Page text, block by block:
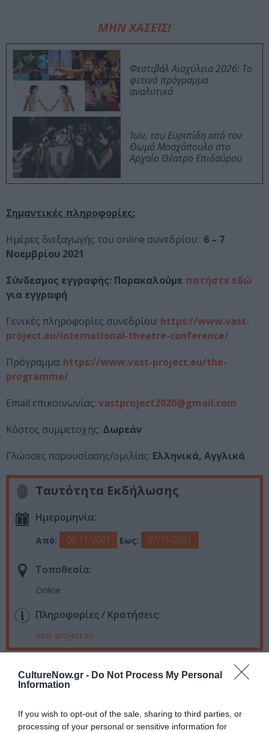
CultureNow.gr - Do Not Process My Personal
Information
If you wish to opt-out of the sale, sharing to third parties, or
processing of your personal or sensitive information for
ΜΗΝ ΧΑΣΕΙΣ!
Φεστιβάλ Αισχύλεια 2026: Το
φετινό πρόγραμμα
αναλυτικά
Ίων, του Ευριπίδη από τον
Θωμά Μοσχόπουλο στο
Αρχαίο Θέατρο Επιδαύρου
Σημαντικές πληροφορίες:
Ημέρες διεξαγωγής του online συνεδρίου: 6 – 7
Νοεμβρίου 2021
Σύνδεσμος εγγραφής: Παρακαλούμε πατήστε εδώ
για εγγραφή
Γενικές πληροφορίες συνεδρίου: https://www.vast-
project.eu/international-theatre-conference/
Πρόγραμμα: https://www.vast-project.eu/the-
programme/
Email επικοινωνίας: vastproject2020@gmail.com
Κόστος συμμετοχής: Δωρεάν
Γλώσσες παρουσίασης/ομιλίας: Ελληνικά, Αγγλικά
Ταυτότητα Εκδήλωσης
Ημερομηνία:
Από: 06/11/2021 Εως: 07/11/2021
Τοποθεσία:
Online
Πληροφορίες / Κρατήσεις:
vast-project.eu
Ακολουθήστε το Culturenow.gr στοGoogle Newsκαι
μάθετε πρώτοι όλες τις ειδήσεις
Δείτε όλα τα τελευταία νέα για την Τέχνη και τον
Πολιτισμό στοCulturenow.gr